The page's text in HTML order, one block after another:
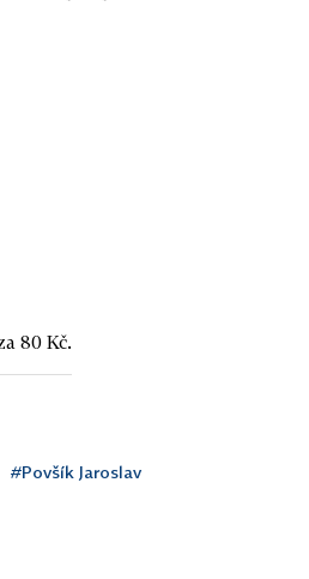
80 Kč.
#Povšík Jaroslav